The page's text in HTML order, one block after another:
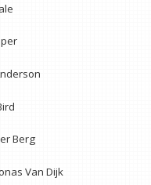
Berg
Van Dijk